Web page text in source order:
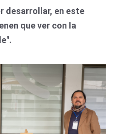
desarrollar, en este
que ver con la